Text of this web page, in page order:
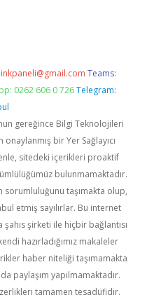
Teams:
0262 606 0 726 Telegram:
gereğince Bilgi Teknolojileri
bir Yer Sağlayıcı
sitedeki içerikleri proaktif
bulunmamaktadır.
sorumluluğunu taşımakta olup,
etmiş sayılırlar. Bu internet
şirketi ile hiçbir bağlantısı
hazırladığımız makaleler
haber niteliği taşımamakta
paylaşım yapılmamaktadır.
tamamen tesadüfidir.